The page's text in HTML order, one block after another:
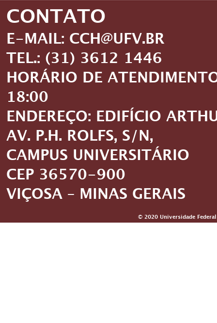
CONTATO
E-MAIL: CCH@UFV.BR
TEL.: (31) 3612 1446
HORÁRIO DE
18:00
ENDEREÇO: EDIFÍCIO
AV. P.H. ROLFS, S/N,
CAMPUS UNIVERSITÁRIO
CEP 36570-900
VIÇOSA – MINAS GERAIS
© 2020 Universidade